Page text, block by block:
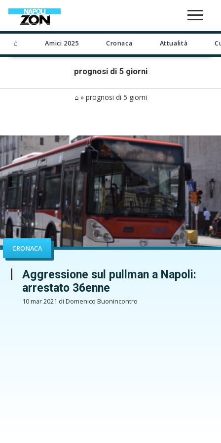
⌂ Amici 2025 Cronaca Attualità
prognosi di 5 giorni
⌂» prognosi di 5 giorni
CRONACA
Aggressione sul pullman a Napoli:
arrestato 36enne
10 mar 2021 di Domenico Buonincontro